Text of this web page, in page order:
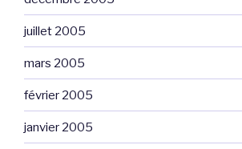
juillet 2005
mars 2005
février 2005
janvier 2005